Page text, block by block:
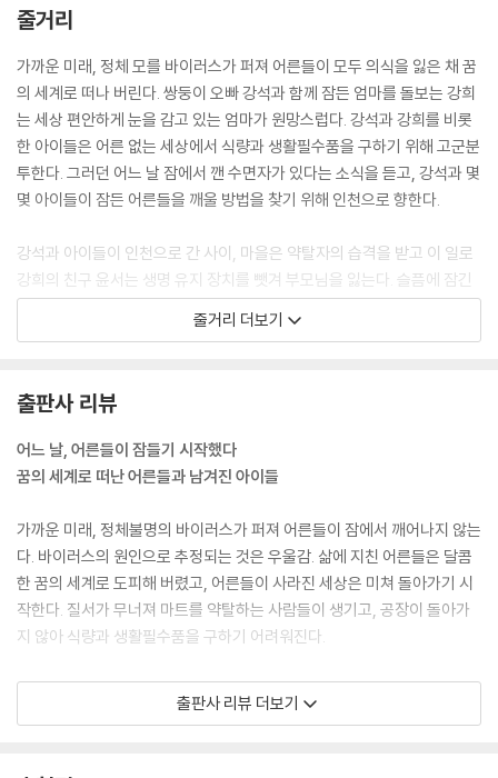
--- p.15
미쳐 버린 건 세상이 먼저일까, 사람이 먼저일까? 뭐가 됐든, 미친 세상에
선 우리도 미쳐야 했다.
--- p.18
잠든 사람들은 평온하고 좋은 꿈을 꾸고 있는 아기 같았다. 그러한 모습이
할 거라고, 모자란 행복을 다 채우고 나면 깨어날 거라고, 곁으로 돌아올 거
라고. 남겨진 사람은 그렇게 믿는 수밖에 없었다
--- p.27
남겨진 사람들은 대부분 수면자에게 죄책감을 가지고 있다. 잠들기 전 수
--- pp.27-28
어른들이 잠들었고 깨어 있는 어른들은 우릴 보호하지 않는다. 우린 언제
까지 이 위험을 견뎌야 할까? 우리가 얼른 어른이 되어 스스로를 지키는 수
--- p.30
어려서부터 빨리 어른이 되고 싶었다. 어른이 되면 자유로워질 줄 알았다.
집을 나가 돌아오지 않아도, 하루 종일 집에서 잠만 자도, 몇 끼를 굶거나
사고 싶은 걸 고민 없이 사 버려도 어른은 혼나지 않는다. 나는 빨리 어른이
--- p.157
줄거리
가까운 미래, 정체 모를 바이러스가 퍼져 어른들이 모두 의식을 잃은 채 꿈
의 세계로 떠나 버린다. 쌍둥이 오빠 강석과 함께 잠든 엄마를 돌보는 강희
는 세상 편안하게 눈을 감고 있는 엄마가 원망스럽다. 강석과 강희를 비롯
한 아이들은 어른 없는 세상에서 식량과 생활필수품을 구하기 위해 고군분
투한다. 그러던 어느 날 잠에서 깬 수면자가 있다는 소식을 듣고, 강석과 몇
몇 아이들이 잠든 어른들을 깨울 방법을 찾기 위해 인천으로 향한다.
강석과 아이들이 인천으로 간 사이, 마을은 약탈자의 습격을 받고 이 일로
강희의 친구 윤서는 생명 유지 장치를 뺏겨 부모님을 잃는다. 슬픔에 잠긴
윤서는 바이러스에 잠식되어 꿈의 세계에 빠지고 말지만, 얼마 지나지 않
아 다시 깨어난다. 그리고 자신이 루시드 드림, 즉 자각몽을 꾸었다고 말하
버린 어른들을 깨울 수 있을까?
줄거리 더보기
출판사 리뷰
어느 날, 어른들이 잠들기 시작했다
꿈의 세계로 떠난 어른들과 남겨진 아이들
가까운 미래, 정체불명의 바이러스가 퍼져 어른들이 잠에서 깨어나지 않는
다. 바이러스의 원인으로 추정되는 것은 우울감. 삶에 지친 어른들은 달콤
한 꿈의 세계로 도피해 버렸고, 어른들이 사라진 세상은 미쳐 돌아가기 시
작한다. 질서가 무너져 마트를 약탈하는 사람들이 생기고, 공장이 돌아가
지 않아 식량과 생활필수품을 구하기 어려워진다.
쌍둥이 오빠 강석과 함께 잠든 엄마를 돌보는 강희는 편안하게 눈을 감고
있는 엄마가 원망스럽다. 자식들을 남겨 둔 채 꿈의 세계로 떠나 행복한 미
출판사 리뷰 더보기